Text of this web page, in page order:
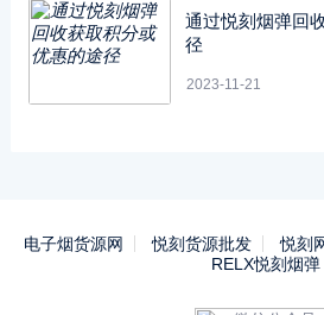
通过悦刻烟弹回
径
2023-11-21
电子烟货源网 悦刻货源批发 悦刻
RELX悦刻烟弹